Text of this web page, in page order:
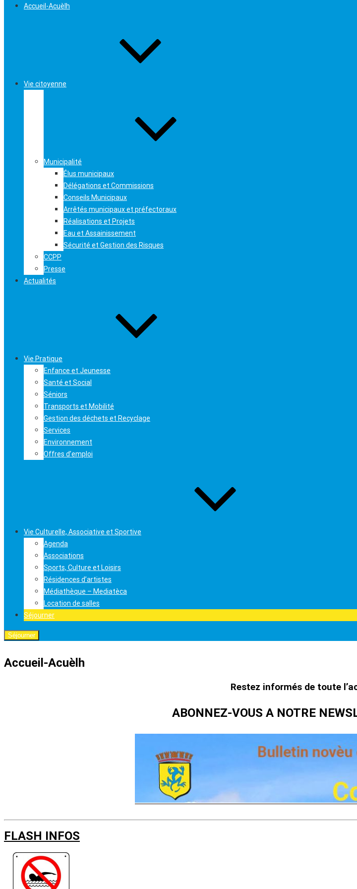
Accueil-Acuèlh
Vie citoyenne
Municipalité
Élus municipaux
Délégations et Commissions
Conseils Municipaux
Arrêtés municipaux et préfectoraux
Réalisations et Projets
Eau et Assainissement
Sécurité et Gestion des Risques
CCPP
Presse
Actualités
Vie Pratique
Enfance et Jeunesse
Santé et Social
Séniors
Transports et Mobilité
Gestion des déchets et Recyclage
Services
Environnement
Offres d’emploi
Vie Culturelle, Associative et Sportive
Agenda
Associations
Sports, Culture et Loisirs
Résidences d’artistes
Médiathèque – Mediatèca
Location de salles
Séjourner
Séjourner
Accueil-Acuèlh
Restez informés de toute
ABONNEZ-VOUS A NOTRE
FLASH INFOS